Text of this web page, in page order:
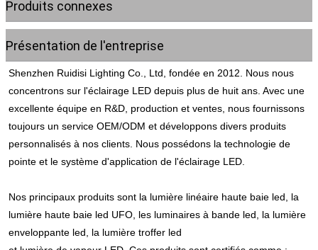
Produits connexes
Présentation de l'entreprise
Shenzhen Ruidisi Lighting Co., Ltd, fondée en 2012. Nous nous
concentrons sur l'éclairage LED depuis plus de huit ans. Avec une
excellente équipe en R&D, production et ventes, nous fournissons
toujours un service OEM/ODM et développons divers produits
personnalisés à nos clients. Nous possédons la technologie de
pointe et le système d'application de l'éclairage LED.
Nos principaux produits sont la lumière linéaire haute baie led, la
lumière haute baie led UFO, les luminaires à bande led, la lumière
enveloppante led, la lumière troffer led